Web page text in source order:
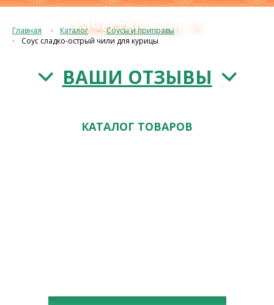
качествос 1993 г. ≡
Главная Каталог
Соусы и приправы
Соус сладко-острый чили для курицы
ВАШИ ОТЗЫВЫ
КАТАЛОГ ТОВАРОВ